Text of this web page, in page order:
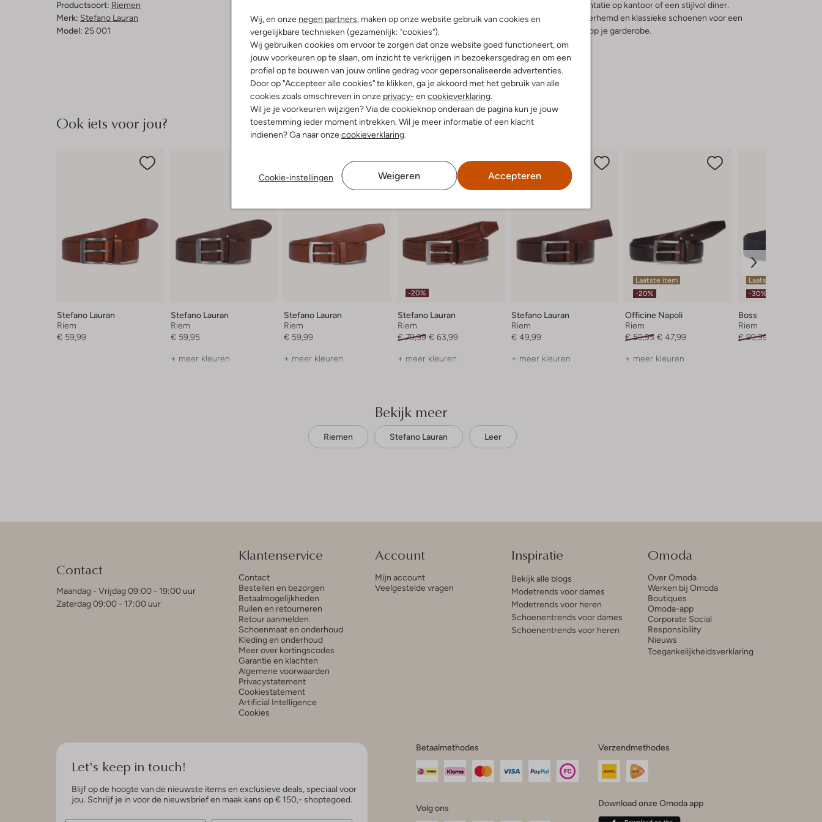
Wij, en onze negen partners, maken op onze website gebruik van cookies en
vergelijkbare technieken (gezamenlijk: "cookies").
Wij gebruiken cookies om ervoor te zorgen dat onze website goed functioneert, om
jouw voorkeuren op te slaan, om inzicht te verkrijgen in bezoekersgedrag en om een
profiel op te bouwen van jouw online gedrag voor gepersonaliseerde advertenties.
Door op "Accepteer alle cookies" te klikken, ga je akkoord met het gebruik van alle
cookies zoals omschreven in onze privacy- en cookieverklaring.
Wil je je voorkeuren wijzigen? Via de cookieknop onderaan de pagina kun je jouw
toestemming ieder moment intrekken. Wil je meer informatie of een klacht
indienen? Ga naar onzecookieverklaring.
Cookie-instellingen Weigeren Accepteren
Productsoort: Riemen
Merk: Stefano Lauran
Model: 25 001
te houden, ideaal voor een belangrijke presentatie op kantoor of een stijlvol diner.
Combineer hem met een goed gesneden overhemd en klassieke schoenen voor een
verzorgde uitstraling. Een tijdloze aanvulling op je garderobe.
Ook iets voor jou?
Stefano Lauran
Riem
€ 59,99
Stefano Lauran
Riem
€ 59,95
+ meer kleuren
Stefano Lauran
Riem
€ 59,99
+ meer kleuren
-20%
Stefano Lauran
Riem
€ 79,99 € 63,99
+ meer kleuren
Stefano Lauran
Riem
€ 49,99
+ meer kleuren
Laatste item
-20%
Officine Napoli
Riem
€ 59,95 € 47,99
+ meer kleuren
Laatste item
-30%
Boss
Riem
€ 99,99
Bekijk meer
Riemen Stefano Lauran Leer
Contact
Maandag - Vrijdag 09:00 - 19:00 uur
Zaterdag 09:00 - 17:00 uur
Klantenservice
Contact
Bestellen en bezorgen
Betaalmogelijkheden
Ruilen en retourneren
Retour aanmelden
Schoenmaat en onderhoud
Kleding en onderhoud
Meer over kortingscodes
Garantie en klachten
Algemene voorwaarden
Privacystatement
Cookiestatement
Artificial Intelligence
Cookies
Account
Mijn account
Veelgestelde vragen
Inspiratie
Bekijk alle blogs
Modetrends voor dames
Modetrends voor heren
Schoenentrends voor dames
Schoenentrends voor heren
Omoda
Over Omoda
Werken bij Omoda
Boutiques
Omoda-app
Corporate Social
Responsibility
Nieuws
Toegankelijkheidsverklaring
Let's keep in touch!
Blijf op de hoogte van de nieuwste items en exclusieve deals, speciaal voor
jou. Schrijf je in voor de nieuwsbrief en maak kans op € 150,- shoptegoed.
Betaalmethodes
Volg ons
Verzendmethodes
Download onze Omoda app